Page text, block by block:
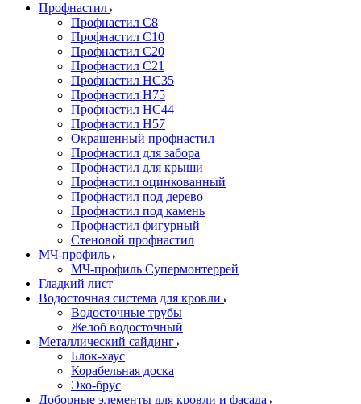
Профнастил
Профнастил С8
Профнастил С10
Профнастил С20
Профнастил С21
Профнастил НС35
Профнастил Н75
Профнастил HC44
Профнастил Н57
Окрашенный профнастил
Профнастил для забора
Профнастил для крыши
Профнастил оцинкованный
Профнастил под дерево
Профнастил под камень
Профнастил фигурный
Стеновой профнастил
МЧ-профиль
МЧ-профиль Супермонтеррей
Гладкий лист
Водосточная система для кровли
Водосточные трубы
Желоб водосточный
Металлический сайдинг
Блок-хаус
Корабельная доска
Эко-брус
Доборные элементы для кровли и фасада